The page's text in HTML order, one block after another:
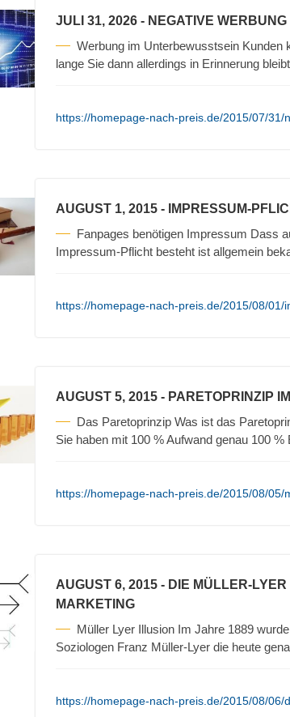
JULI 31, 2026 - NEGATIVE
Werbung im Unterbewusstsein Kunden
lange Sie dann allerdings in Erinnerung
https://homepage-nach-preis.de/2015/07/
AUGUST 1, 2015 - IMPRESSUM-
Fanpages benötigen Impressum Dass
Impressum-Pflicht besteht ist allgemein
https://homepage-nach-preis.de/2015/08/
AUGUST 5, 2015 - PARETOPRINZIP
Das Paretoprinzip Was ist das
Sie haben mit 100 % Aufwand genau 100 %
https://homepage-nach-preis.de/2015/08/
AUGUST 6, 2015 - DIE MÜLLER-
MARKETING
Müller Lyer Illusion Im Jahre 1889
Soziologen Franz Müller-Lyer die heute
https://homepage-nach-preis.de/2015/08/